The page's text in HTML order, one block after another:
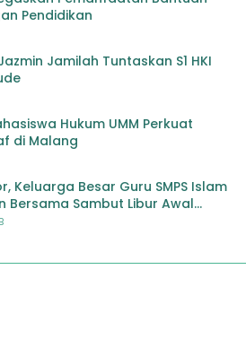
Pendidikan
Jamilah Tuntaskan S1 HKI
Hukum UMM Perkuat
di Malang
Keluarga Besar Guru SMPS Islam
Bersama Sambut Libur Awal